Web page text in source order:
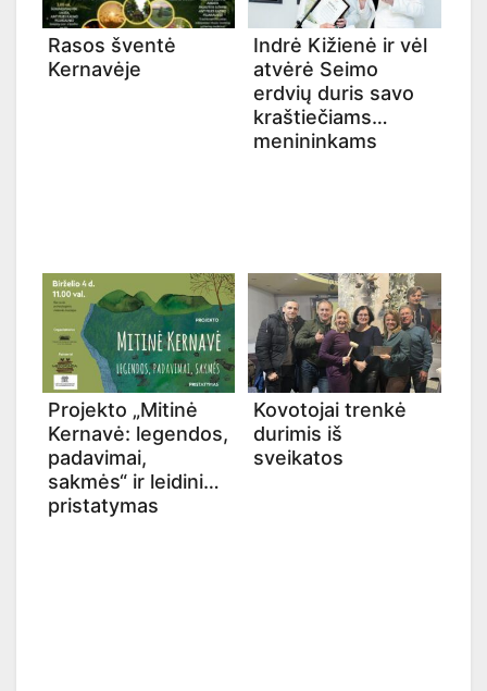
Rasos šventė
Kernavėje
Indrė Kižienė ir vėl
atvėrė Seimo
erdvių duris savo
kraštiečiams
menininkams
Projekto „Mitinė
Kernavė: legendos,
padavimai,
sakmės“ ir leidinio
pristatymas
Kovotojai trenkė
durimis iš
sveikatos